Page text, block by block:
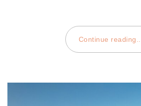
Continue reading...